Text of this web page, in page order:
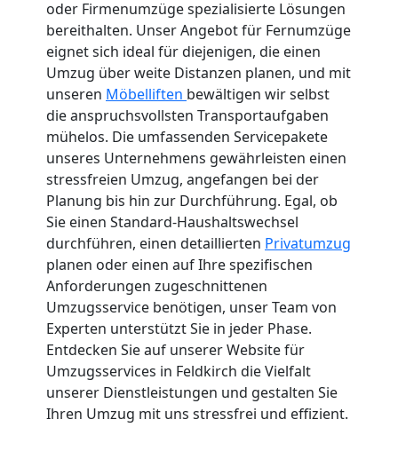
oder Firmenumzüge spezialisierte Lösungen
bereithalten. Unser Angebot für Fernumzüge
eignet sich ideal für diejenigen, die einen
Umzug über weite Distanzen planen, und mit
unseren Möbelliften bewältigen wir selbst
die anspruchsvollsten Transportaufgaben
mühelos. Die umfassenden Servicepakete
unseres Unternehmens gewährleisten einen
stressfreien Umzug, angefangen bei der
Planung bis hin zur Durchführung. Egal, ob
Sie einen Standard-Haushaltswechsel
durchführen, einen detaillierten Privatumzug
planen oder einen auf Ihre spezifischen
Anforderungen zugeschnittenen
Umzugsservice benötigen, unser Team von
Experten unterstützt Sie in jeder Phase.
Entdecken Sie auf unserer Website für
Umzugsservices in Feldkirch die Vielfalt
unserer Dienstleistungen und gestalten Sie
Ihren Umzug mit uns stressfrei und effizient.